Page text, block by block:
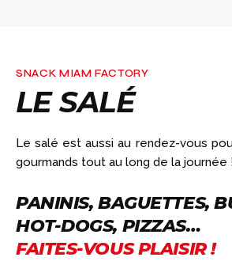
SNACK MIAM FACTORY
LE SALÉ
Le salé est aussi au rendez-vous
gourmands tout au long de la journée !
PANINIS, BAGUETTES,
HOT-DOGS, PIZZAS…
FAITES-VOUS PLAISIR !